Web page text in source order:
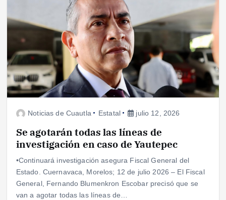
Noticias de Cuautla Estatal julio 12, 2026
Se agotarán todas las líneas de
investigación en caso de Yautepec
•Continuará investigación asegura Fiscal General del
Estado. Cuernavaca, Morelos; 12 de julio 2026 – El Fiscal
General, Fernando Blumenkron Escobar precisó que se
van a agotar todas las líneas de…